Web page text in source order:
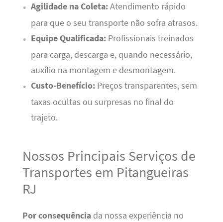
Agilidade na Coleta:Atendimento rápido
para que o seu transporte não sofra atrasos.
Equipe Qualificada:Profissionais treinados
para carga, descarga e, quando necessário,
auxílio na montagem e desmontagem.
Custo-Benefício:Preços transparentes, sem
taxas ocultas ou surpresas no final do
trajeto.
Nossos Principais Serviços de
Transportes em Pitangueiras
RJ
Por consequênciada nossa experiência no